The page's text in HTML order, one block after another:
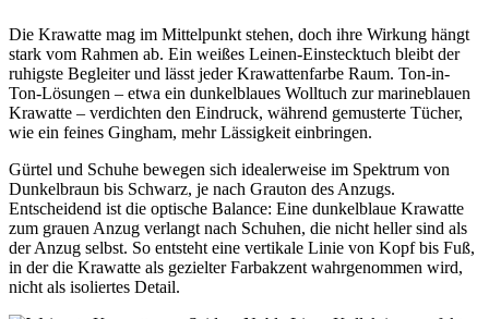
Die Krawatte mag im Mittelpunkt stehen, doch ihre Wirkung hängt
stark vom Rahmen ab. Ein weißes Leinen-Einstecktuch bleibt der
ruhigste Begleiter und lässt jeder Krawattenfarbe Raum. Ton-in-
Ton-Lösungen – etwa ein dunkelblaues Wolltuch zur marineblauen
Krawatte – verdichten den Eindruck, während gemusterte Tücher,
wie ein feines Gingham, mehr Lässigkeit einbringen.
Gürtel und Schuhe bewegen sich idealerweise im Spektrum von
Dunkelbraun bis Schwarz, je nach Grauton des Anzugs.
Entscheidend ist die optische Balance: Eine dunkelblaue Krawatte
zum grauen Anzug verlangt nach Schuhen, die nicht heller sind als
der Anzug selbst. So entsteht eine vertikale Linie von Kopf bis Fuß,
in der die Krawatte als gezielter Farbakzent wahrgenommen wird,
nicht als isoliertes Detail.